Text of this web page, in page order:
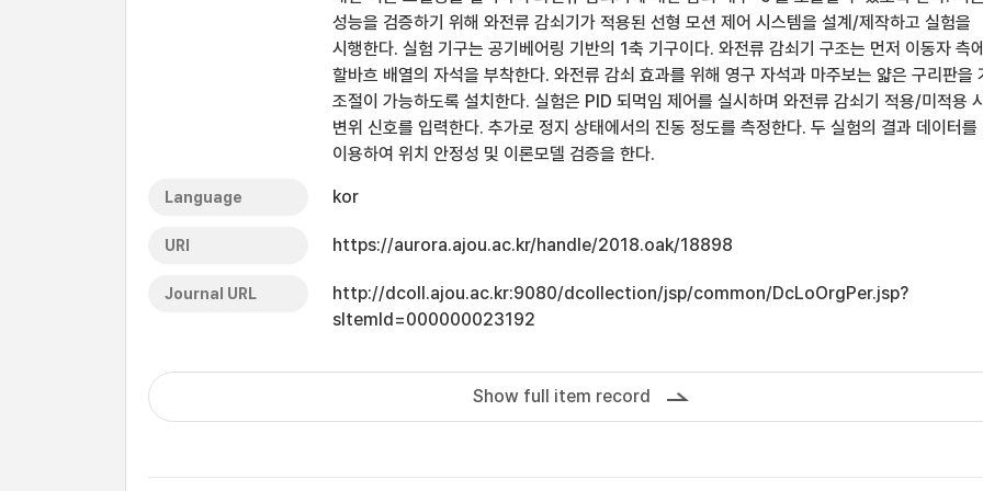
성능을 검증하기 위해 와전류 감쇠기가 적용된 선형 모션 제어 시스템을 설계/제작하고 실험을
시행한다. 실험 기구는 공기베어링 기반의 1축 기구이다. 와전류 감쇠기 구조는 먼저 이동자 측에
할바흐 배열의 자석을 부착한다. 와전류 감쇠 효과를 위해 영구 자석과 마주보는 얇은 구리판을
조절이 가능하도록 설치한다. 실험은 PID 되먹임 제어를 실시하며 와전류 감쇠기 적용/미적용 시
변위 신호를 입력한다. 추가로 정지 상태에서의 진동 정도를 측정한다. 두 실험의 결과 데이터를
이용하여 위치 안정성 및 이론모델 검증을 한다.
Language kor
URI https://aurora.ajou.ac.kr/handle/2018.oak/18898
Journal URL
http://dcoll.ajou.ac.kr:9080/dcollection/jsp/common/DcLoOrgPer.jsp?
sItemId=000000023192
Show full item record